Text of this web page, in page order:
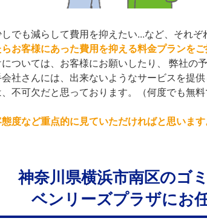
でも減らして費用を抑えたい...など、それぞ
お客様にあった費用を抑える料金プランをご
ついては、お客様にお願いしたり、 弊社の
社さんには、出来ないようなサービスを提供
不可欠だと思っております。（何度でも無
度など重点的に見ていただければと思います
神奈川県横浜市南区のゴ
ベンリーズプラザにお